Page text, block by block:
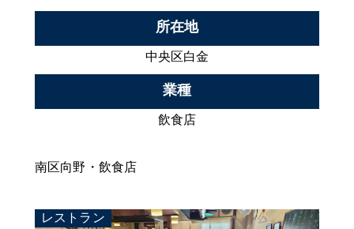
所在地
中央区白金
業種
飲食店
南区向野・飲食店
レストラン